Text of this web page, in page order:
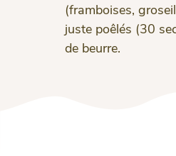
(framboises,
juste poêlés (30
de beurre.